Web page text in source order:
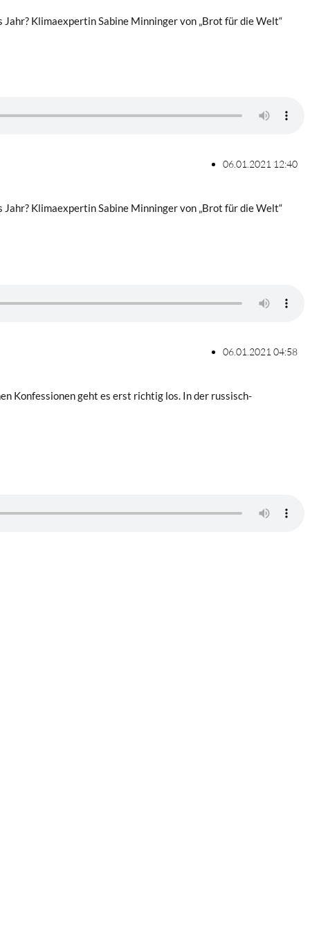
Klimaexpertin Sabine Minninger von „Brot für die Welt“
06.01.2021 12:40
Klimaexpertin Sabine Minninger von „Brot für die Welt“
06.01.2021 04:58
Konfessionen geht es erst richtig los. In der russisch-